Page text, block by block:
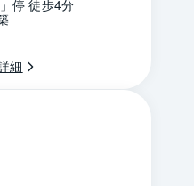
停 徒歩4分
細